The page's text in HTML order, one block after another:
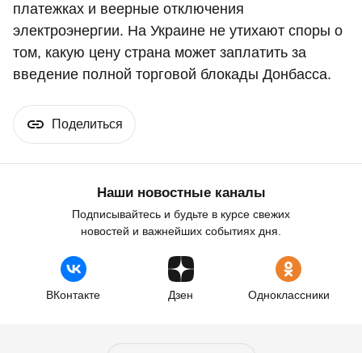
платежках и веерные отключения
электроэнергии. На Украине не утихают споры о
том, какую цену страна может заплатить за
введение полной торговой блокады Донбасса.
Поделиться
Наши новостные каналы
Подписывайтесь и будьте в курсе свежих
новостей и важнейших событиях дня.
ВКонтакте Дзен Одноклассники